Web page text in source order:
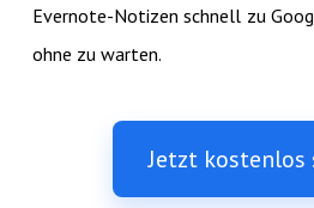
Evernote-Notizen schnell zu
ohne zu warten.
Jetzt